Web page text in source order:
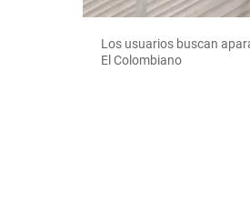
Los usuarios buscan
El Colombiano